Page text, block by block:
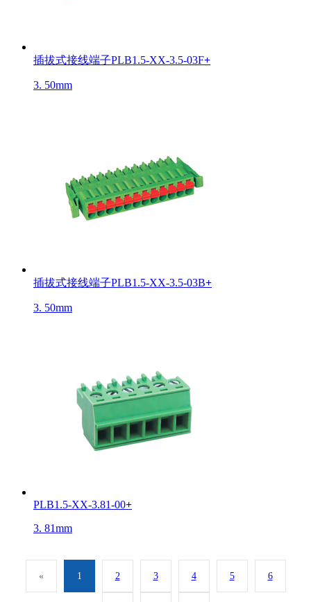
插拔式接线端子PLB1.5-XX-3.5-03F+
3. 50mm
插拔式接线端子PLB1.5-XX-3.5-03B+
3. 50mm
PLB1.5-XX-3.81-00+
3. 81mm
« 1 2 3 4 5 6